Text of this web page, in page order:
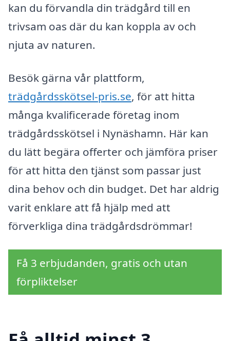
kan du förvandla din trädgård till en
trivsam oas där du kan koppla av och
njuta av naturen.
Besök gärna vår plattform,
trädgårdsskötsel-pris.se, för att hitta
många kvalificerade företag inom
trädgårdsskötsel i Nynäshamn. Här kan
du lätt begära offerter och jämföra priser
för att hitta den tjänst som passar just
dina behov och din budget. Det har aldrig
varit enklare att få hjälp med att
förverkliga dina trädgårdsdrömmar!
Få 3 erbjudanden, gratis och utan
förpliktelser